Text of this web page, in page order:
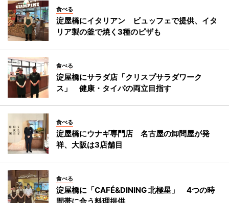
食べる
淀屋橋にイタリアン ビュッフェで提供、イタ
リア製の釜で焼く3種のピザも
食べる
淀屋橋にサラダ店「クリスプサラダワーク
ス」 健康・タイパの両立目指す
食べる
淀屋橋にウナギ専門店 名古屋の卸問屋が発
祥、大阪は3店舗目
食べる
淀屋橋に「CAFÉ&DINING 北極星」 4つの時